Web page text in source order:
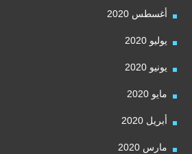
أغسطس 2020
يوليو 2020
يونيو 2020
مايو 2020
أبريل 2020
مارس 2020